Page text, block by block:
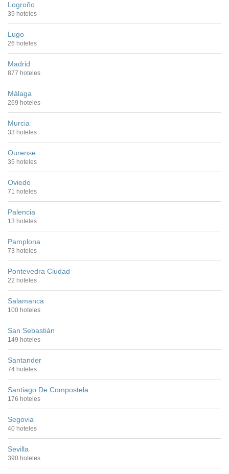
Logroño
39 hoteles
Lugo
26 hoteles
Madrid
877 hoteles
Málaga
269 hoteles
Murcia
33 hoteles
Ourense
35 hoteles
Oviedo
71 hoteles
Palencia
13 hoteles
Pamplona
73 hoteles
Pontevedra Ciudad
22 hoteles
Salamanca
100 hoteles
San Sebastián
149 hoteles
Santander
74 hoteles
Santiago De Compostela
176 hoteles
Segovia
40 hoteles
Sevilla
390 hoteles